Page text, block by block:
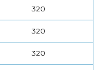
320
320
320